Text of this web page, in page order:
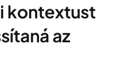
kontextust
az